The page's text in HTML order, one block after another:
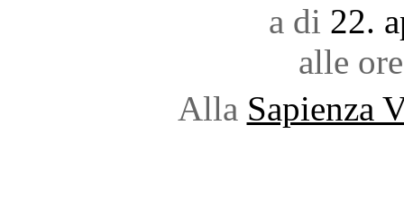
a di 22.
alle ore
Alla Sapienza